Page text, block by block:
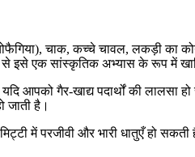
चाक, कच्चे चावल, लकड़ी का
इसे एक सांस्कृतिक अभ्यास के रूप में
आपको गैर-खाद्य पदार्थों की लालसा
जाती है।
- मिट्टी में परजीवी और भारी धातुएँ